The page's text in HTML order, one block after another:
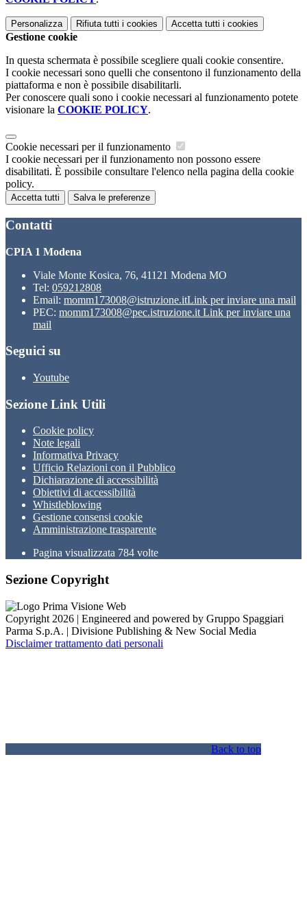
Personalizza Rifiuta tutti i cookies Accetta tutti i cookies
Gestione cookie
In questa schermata è possibile scegliere quali cookie consentire.
I cookie necessari sono quelli che consentono il funzionamento della
piattaforma e non è possibile disabilitarli.
Per conoscere quali sono i cookie necessari al funzionamento potete
visionare la COOKIE POLICY.
Cookie necessari per il funzionamento
I cookie necessari per il funzionamento non possono essere
disabilitati. È possibile consultare l'elenco nella pagina della cookie
policy.
Accetta tutti Salva le preferenze
Contatti
CPIA 1 Modena
Viale Monte Kosica, 76, 41121 Modena MO
Tel: 059212808
Email: momm173008@istruzione.itLink per inviare una mail
PEC: momm173008@pec.istruzione.it Link per inviare una
mail
Seguici su
Youtube
Sezione Link Utili
Cookie policy
Note legali
Informativa Privacy
Ufficio Relazioni con il Pubblico
Dichiarazione di accessibilità
Obiettivi di accessibilità
Whistleblowing
Gestione consensi cookie
Amministrazione trasparente
Pagina visualizzata 784 volte
Sezione Copyright
Copyright 2026 | Engineered and powered by Gruppo Spaggiari
Parma S.p.A. | Divisione Publishing & New Social Media
Disclaimer trattamento dati personali
Back to top